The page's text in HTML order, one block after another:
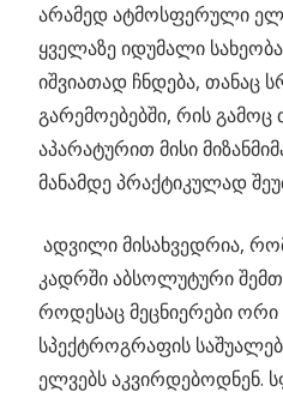
არამედ ატმოსფერული
ყველაზე იდუმალი
იშვიათად ჩნდება, თანაც
გარემოებებში, რის
აპარატურით მისი
მანამდე პრაქტიკულად
ადვილი მისახვედრია,
კადრში აბსოლუტური
როდესაც მეცნიერები ორი
სპექტროგრაფის
ელვებს აკვირდებოდნენ.